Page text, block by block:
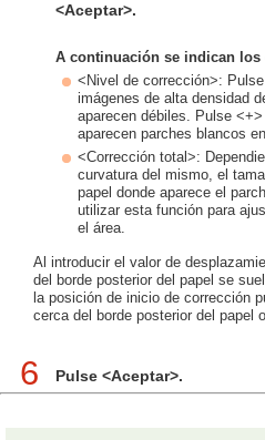
<Aceptar>.
A continuación se indican los
<Nivel de corrección>:
imágenes de alta densidad
aparecen débiles. Pulse
aparecen parches blancos
<Corrección total>:
curvatura del mismo, el
papel donde aparece el
utilizar esta función para
el área.
Al introducir el valor de
del borde posterior del papel se
la posición de inicio de corrección
cerca del borde posterior del papel
6 Pulse <Aceptar>.